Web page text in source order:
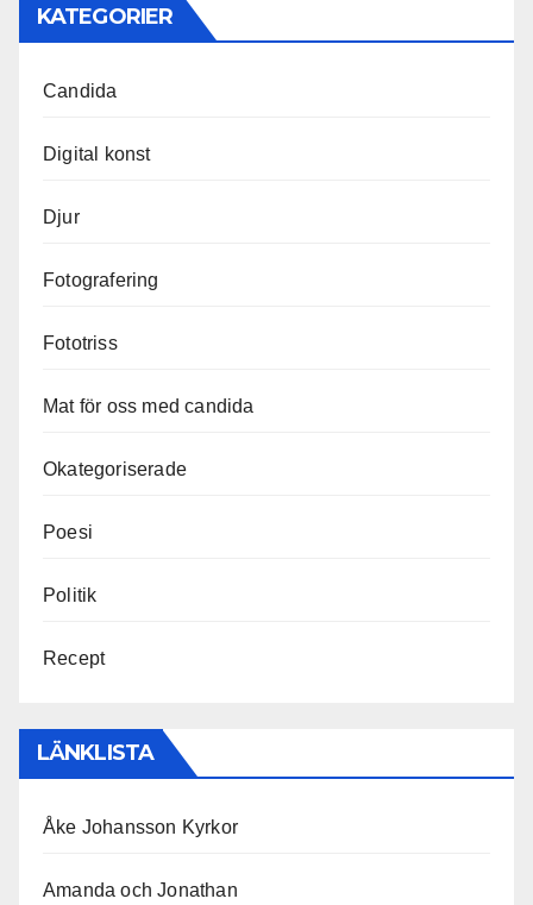
KATEGORIER
Candida
Digital konst
Djur
Fotografering
Fototriss
Mat för oss med candida
Okategoriserade
Poesi
Politik
Recept
LÄNKLISTA
Åke Johansson Kyrkor
Amanda och Jonathan